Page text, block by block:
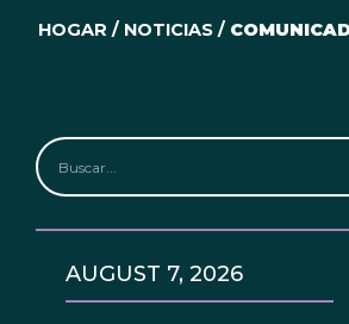
HOGAR / NOTICIAS /
AUGUST 7, 2026